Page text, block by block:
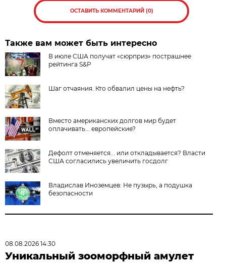
ОСТАВИТЬ КОММЕНТАРИЙ (0)
Также вам может быть интересно
В июле США получат «сюрприз» пострашнее
рейтинга S&P
Шаг отчаяния. Кто обвалил цены на нефть?
Вместо американских долгов мир будет
оплачивать... европейские?
Дефолт отменяется... или откладывается? Власти
США согласились увеличить госдолг
Владислав Иноземцев: Не пузырь, а подушка
безопасности
08.08.2026 14:30
Уникальный зооморфный амулет